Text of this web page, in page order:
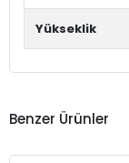
Yükseklik
Benzer Ürünler